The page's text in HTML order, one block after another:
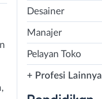
Desainer
Manajer
Pelayan Toko
+ Profesi Lainnya